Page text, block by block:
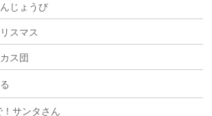
じょうび
スマス
ス団
サンタさん